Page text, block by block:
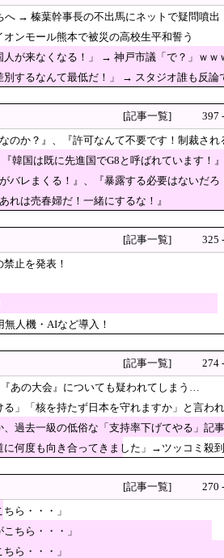
題に、自身の子供を餓死する
エアコン室外機を窃盗する極
ちら…」→「これが正解」「
既に先進国でG8と呼ばれています！』
で販売
」相談数件 [8/9]
用車の贅を尽くした後部座席
というだけで車でハネる
雲」
ド初派遣
なくなってしまう動画がネットで話
→ 榛葉幹事長の不出馬にネットで疑問噴出
ンモール熊本で被災の高校生平和誓う
が来なくなる！」 → 神戸市議「で？」ｗｗ
別するなんて最低だ！」 → スタジオ誰も反
[記事一覧]
397
か？』、『許可なんて不要です！制裁され
国は既に先進国でG8と呼ばれています！』
レまくる！』、『暴露する必要はないだろ
は売春婦だ！一緒にするな！』
[記事一覧]
325
止を発表！
人機・AIなど導入！
[記事一覧]
274
あの大会』についても疑われてしまう…
る」「核を持たず日本を守れますか」と言わ
、過去一級の低俗な「支持率下げてやる」記
に何度も向き合ってきました」→ツッコミ殺到
[記事一覧]
270
ら・・・」
ちら・・・」
ら・・・」